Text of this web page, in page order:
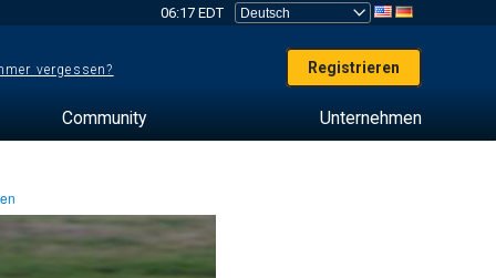
06:17 EDT
vergessen? Registrieren
Community Unternehmen